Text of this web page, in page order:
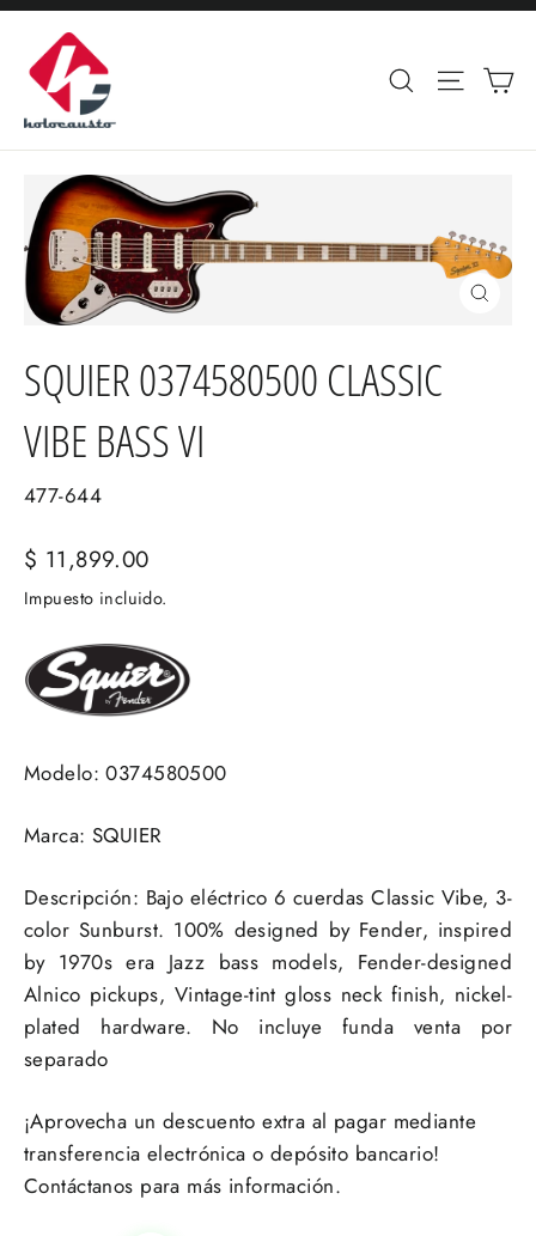
Ir
directamente
contenido
Buscar
SQUIER 0374580500 CLASSIC
VIBE BASS VI
477-644
Precio
habitual
$ 11,899.00
Impuesto incluido.
Modelo: 0374580500
Marca: SQUIER
Descripción: Bajo eléctrico 6 cuerdas Classic Vibe, 3-
color Sunburst. 100% designed by Fender, inspired
by 1970s era Jazz bass models, Fender-designed
Alnico pickups, Vintage-tint gloss neck finish, nickel-
plated hardware. No incluye funda venta por
separado
¡Aprovecha un descuento extra al pagar mediante
transferencia electrónica o depósito bancario!
Contáctanos para más información.